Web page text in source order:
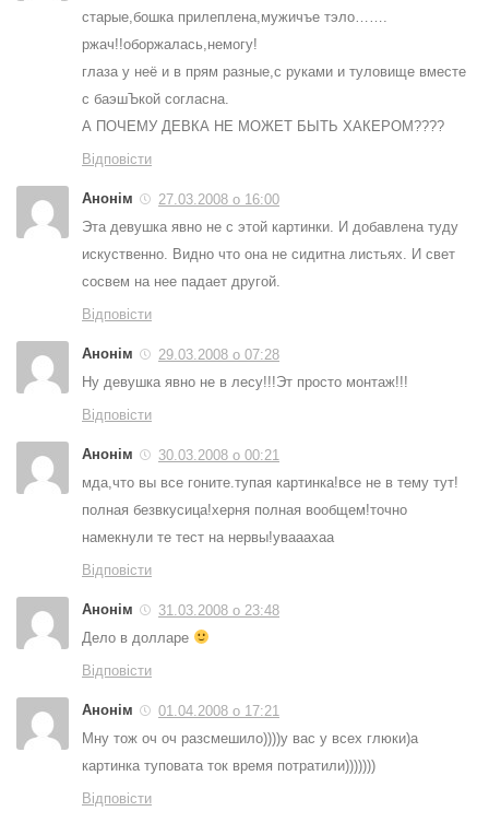
старые,бошка прилеплена,мужичъе тэло…….
ржач!!оборжалась,немогу!
глаза у неё и в прям разные,с руками и туловище вместе
с баэшЪкой согласна.
А ПОЧЕМУ ДЕВКА НЕ МОЖЕТ БЫТЬ ХАКЕРОМ????
Відповісти
Анонім
27.03.2008 о 16:00
Эта девушка явно не с этой картинки. И добавлена туду
искуственно. Видно что она не сидитна листьях. И свет
сосвем на нее падает другой.
Відповісти
Анонім
29.03.2008 о 07:28
Ну девушка явно не в лесу!!!Эт просто монтаж!!!
Відповісти
Анонім
30.03.2008 о 00:21
мда,что вы все гоните.тупая картинка!все не в тему тут!
полная безвкусица!херня полная вообщем!точно
намекнули те тест на нервы!увааахаа
Відповісти
Анонім
31.03.2008 о 23:48
Дело в долларе
Відповісти
Анонім
01.04.2008 о 17:21
Мну тож оч оч разсмешило))))у вас у всех глюки)а
картинка туповата ток время потратили)))))))
Відповісти